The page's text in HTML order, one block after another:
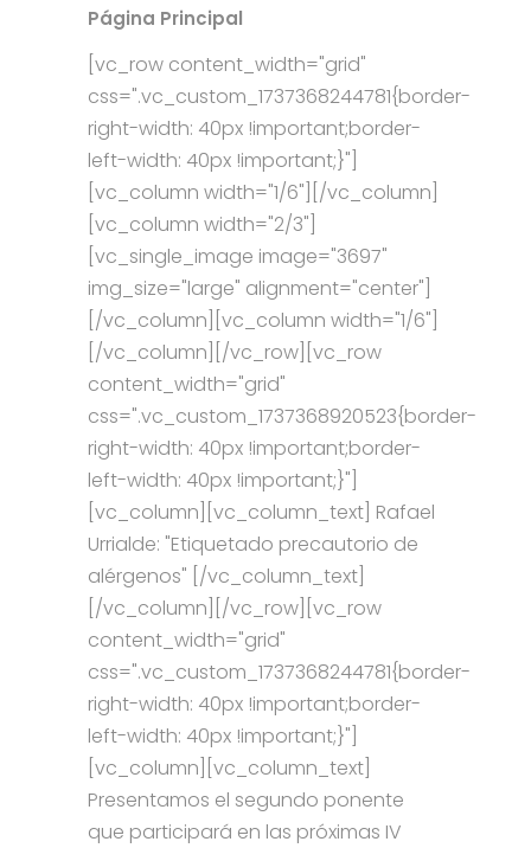
Página Principal
[vc_row content_width="grid"
css=".vc_custom_1737368244781{border-
right-width: 40px !important;border-
left-width: 40px !important;}"]
[vc_column width="1/6"][/vc_column]
[vc_column width="2/3"]
[vc_single_image image="3697"
img_size="large" alignment="center"]
[/vc_column][vc_column width="1/6"]
[/vc_column][/vc_row][vc_row
content_width="grid"
css=".vc_custom_1737368920523{border-
right-width: 40px !important;border-
left-width: 40px !important;}"]
[vc_column][vc_column_text] Rafael
Urrialde: "Etiquetado precautorio de
alérgenos" [/vc_column_text]
[/vc_column][/vc_row][vc_row
content_width="grid"
css=".vc_custom_1737368244781{border-
right-width: 40px !important;border-
left-width: 40px !important;}"]
[vc_column][vc_column_text]
Presentamos el segundo ponente
que participará en las próximas IV